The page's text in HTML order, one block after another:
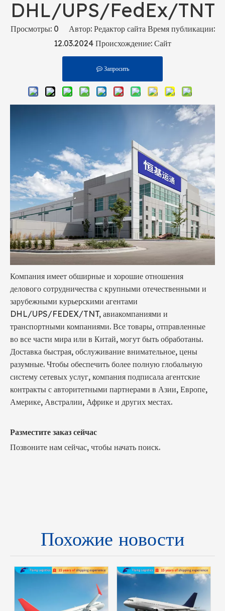
DHL/UPS/FedEx/TNT
Просмотры: 0 Автор: Редактор сайта Время публикации:
12.03.2024 Происхождение: Сайт
Запросить
Компания имеет обширные и хорошие отношения
делового сотрудничества с крупными отечественными и
зарубежными курьерскими агентами
DHL/UPS/FEDEX/TNT, авиакомпаниями и
транспортными компаниями. Все товары, отправленные
во все части мира или в Китай, могут быть обработаны.
Доставка быстрая, обслуживание внимательное, цены
разумные. Чтобы обеспечить более полную глобальную
систему сетевых услуг, компания подписала агентские
контракты с авторитетными партнерами в Азии, Европе,
Америке, Австралии, Африке и других местах.
Разместите заказ сейчас
Позвоните нам сейчас, чтобы начать поиск.
Похожие новости